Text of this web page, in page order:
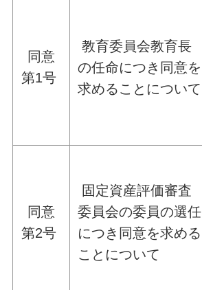
同意
第1号
教育委員会教育長
の任命につき同意を
求めることについて
同意
第2号
固定資産評価審査
委員会の委員の選任
につき同意を求める
ことについて